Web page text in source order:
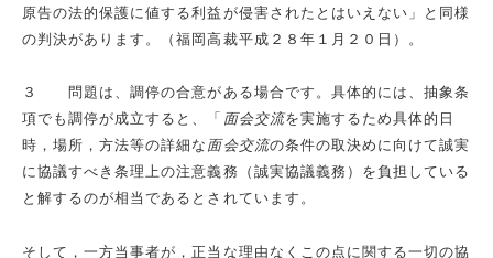
原告の法的保護に値する利益が侵害されたとはいえない」と同様
の判決があります。（福岡高裁平成２８年１月２０日）。
３ 問題は、調停の合意がある場合です。具体的には、抽象条
項でも調停が成立すると、「 面会交流を実施するため具体的日
時，場所，方法等の詳細な 面会交流の条件の取決めに向けて誠実
に協議すべき条理上の注意義務（誠実協議義務）を負担している
と解するのが相当であるとされています。
そして，一方当事者が，正当な理由なくこの点に関する一切の協